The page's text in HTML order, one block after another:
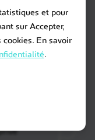
et pour
sur Accepter,
En savoir
.
voyages
?
noces
famille
au soleil